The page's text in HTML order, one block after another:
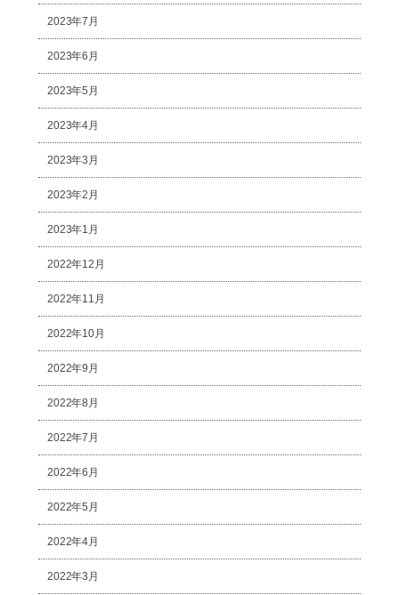
2023年7月
2023年6月
2023年5月
2023年4月
2023年3月
2023年2月
2023年1月
2022年12月
2022年11月
2022年10月
2022年9月
2022年8月
2022年7月
2022年6月
2022年5月
2022年4月
2022年3月